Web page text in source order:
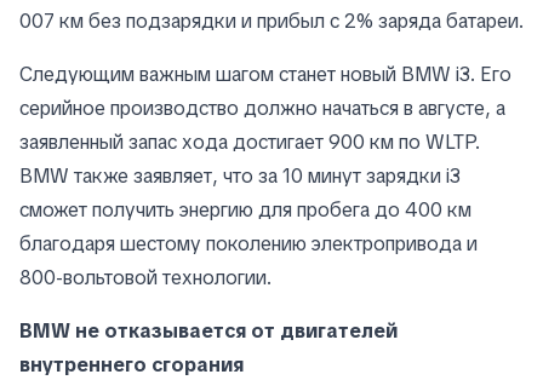
007 км без подзарядки и прибыл с 2% заряда батареи.
Следующим важным шагом станет новый BMW i3. Его
серийное производство должно начаться в августе, а
заявленный запас хода достигает 900 км по WLTP.
BMW также заявляет, что за 10 минут зарядки i3
сможет получить энергию для пробега до 400 км
благодаря шестому поколению электропривода и
800-вольтовой технологии.
BMW не отказывается от двигателей
внутреннего сгорания